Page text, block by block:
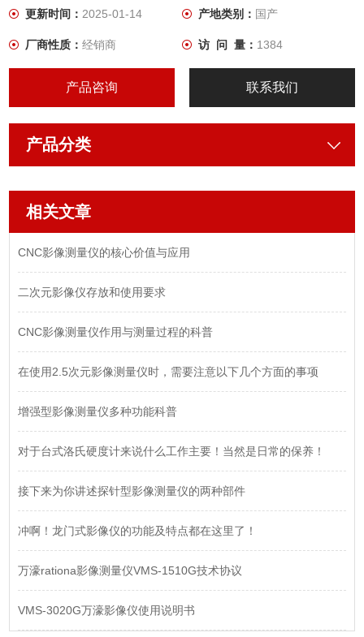
更新时间：2025-01-14 产地类别： 国产
厂商性质：经销商 访 问 量： 1384
产品咨询 联系我们
产品分类
相关文章
CNC影像测量仪的核心价值与应用
二次元影像仪存放和使用要求
CNC影像测量仪作用与测量过程的科普
在使用2.5次元影像测量仪时，需要注意以下几个方面的事项
增强型影像测量仪多种功能科普
对于台式洛氏硬度计来说什么工作主要！当然是日常的保养！
接下来为你讲述探针型影像测量仪的两种部件
冲啊！龙门式影像仪的功能及特点都在这里了！
万濠rationa影像测量仪VMS-1510G技术协议
VMS-3020G万濠影像仪使用说明书